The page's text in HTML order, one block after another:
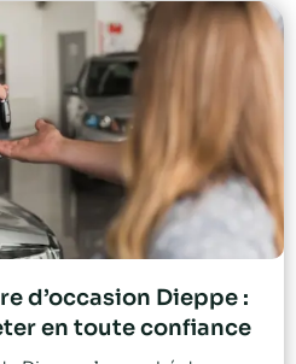
d’occasion Dieppe :
en toute confiance